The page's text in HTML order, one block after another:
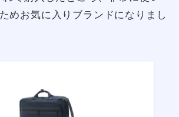
めお気に入りブランドになりまし